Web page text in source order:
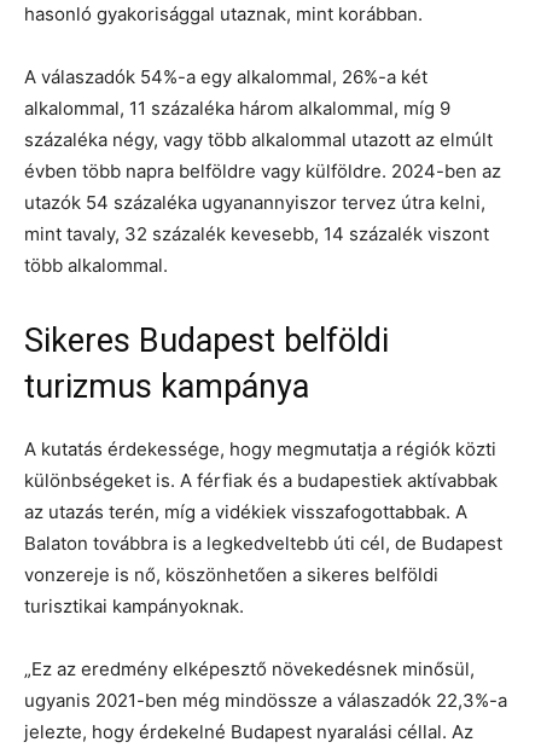
hasonló gyakorisággal utaznak, mint korábban.
A válaszadók 54%-a egy alkalommal, 26%-a két
alkalommal, 11 százaléka három alkalommal, míg 9
százaléka négy, vagy több alkalommal utazott az elmúlt
évben több napra belföldre vagy külföldre. 2024-ben az
utazók 54 százaléka ugyanannyiszor tervez útra kelni,
mint tavaly, 32 százalék kevesebb, 14 százalék viszont
több alkalommal.
Sikeres Budapest belföldi
turizmus kampánya
A kutatás érdekessége, hogy megmutatja a régiók közti
különbségeket is. A férfiak és a budapestiek aktívabbak
az utazás terén, míg a vidékiek visszafogottabbak. A
Balaton továbbra is a legkedveltebb úti cél, de Budapest
vonzereje is nő, köszönhetően a sikeres belföldi
turisztikai kampányoknak.
„Ez az eredmény elképesztő növekedésnek minősül,
ugyanis 2021-ben még mindössze a válaszadók 22,3%-a
jelezte, hogy érdekelné Budapest nyaralási céllal. Az